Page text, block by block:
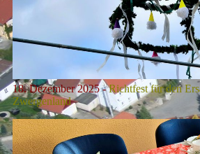
18. Dezember 2025 -Richtfest für den
Zwergenland